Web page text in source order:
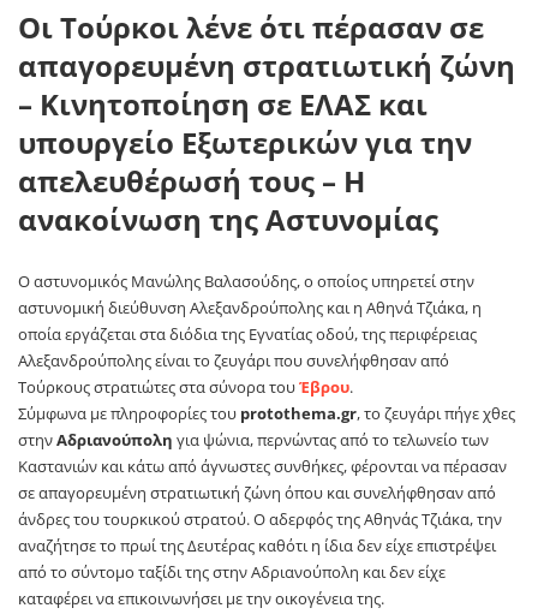
Οι Τούρκοι λένε ότι πέρασαν σε
απαγορευμένη στρατιωτική ζώνη
– Κινητοποίηση σε ΕΛΑΣ και
υπουργείο Εξωτερικών για την
απελευθέρωσή τους – Η
ανακοίνωση της Αστυνομίας
Ο αστυνομικός Μανώλης Βαλασούδης, ο οποίος υπηρετεί στην
αστυνομική διεύθυνση Αλεξανδρούπολης και η Αθηνά Τζιάκα, η
οποία εργάζεται στα διόδια της Εγνατίας οδού, της περιφέρειας
Αλεξανδρούπολης είναι το ζευγάρι που συνελήφθησαν από
Τούρκους στρατιώτες στα σύνορα τουΈβρου.
Σύμφωνα με πληροφορίες του protothema.gr, το ζευγάρι πήγε χθες
στηνΑδριανούπολη για ψώνια, περνώντας από το τελωνείο των
Καστανιών και κάτω από άγνωστες συνθήκες, φέρονται να πέρασαν
σε απαγορευμένη στρατιωτική ζώνη όπου και συνελήφθησαν από
άνδρες του τουρκικού στρατού. Ο αδερφός της Αθηνάς Τζιάκα, την
αναζήτησε το πρωί της Δευτέρας καθότι η ίδια δεν είχε επιστρέψει
από το σύντομο ταξίδι της στην Αδριανούπολη και δεν είχε
καταφέρει να επικοινωνήσει με την οικογένεια της.